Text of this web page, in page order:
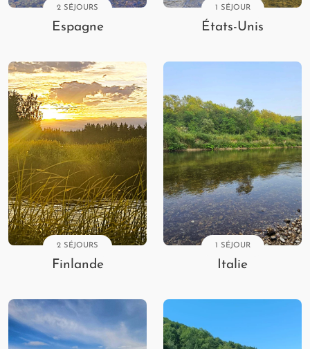
2 SÉJOURS
Espagne
1 SÉJOUR
États-Unis
2 SÉJOURS
Finlande
1 SÉJOUR
Italie